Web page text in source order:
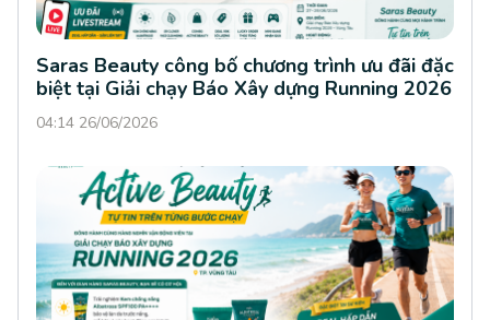
Saras Beauty công bố chương trình ưu đãi đặc
biệt tại Giải chạy Báo Xây dựng Running 2026
04:14 26/06/2026